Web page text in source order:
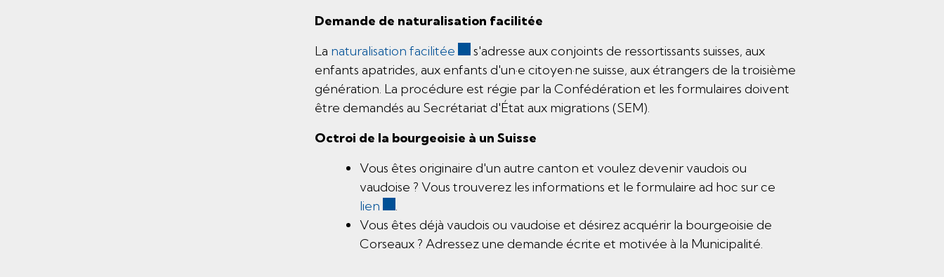
Demande de naturalisation facilitée
La naturalisation facilitée Ce lien externe va ouvrir une nouvelle fenêtre.
s'adresse aux conjoints de ressortissants suisses, aux
enfants apatrides, aux enfants d'un·e citoyen·ne suisse, aux étrangers de la troisième
génération. La procédure est régie par la Confédération et les formulaires doivent
être demandés au Secrétariat d'État aux migrations (SEM).
Octroi de la bourgeoisie à un Suisse
Vous êtes originaire d'un autre canton et voulez devenir vaudois ou
vaudoise ? Vous trouverez les informations et le formulaire ad hoc sur ce
lien
.
Vous êtes déjà vaudois ou vaudoise et désirez acquérir la bourgeoisie de
Corseaux ? Adressez une demande écrite et motivée à la Municipalité.